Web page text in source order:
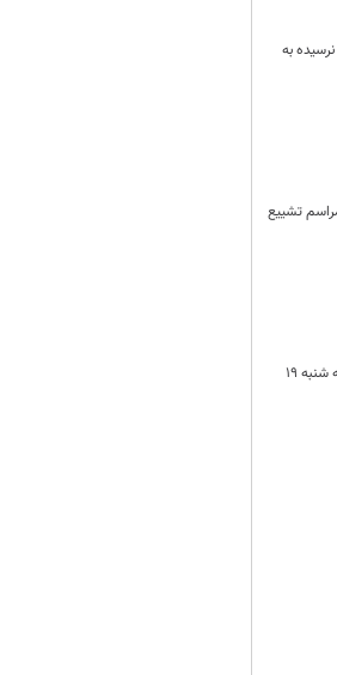
ساعت ۹ صبح از خانه سینما شماره ۲ واقع در وصال نرسیده به
تشییع
ضمن عرض تسلیت برای درگذشت مرحومه مغفوره حاجیه خانم طاهره محقق مادر گرامی آقایان جواد و محمد تقی نجم الدین مراسم تشییع پیکر آن مرحومه شنبه 19